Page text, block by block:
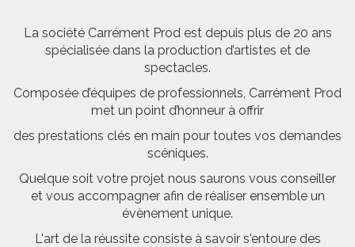
La société Carrément Prod est depuis plus de 20 ans
spécialisée dans la production d’artistes et de
spectacles.
Composée d’équipes de professionnels, Carrément Prod
met un point d’honneur à offrir
des prestations clés en main pour toutes vos demandes
scéniques.
Quelque soit votre projet nous saurons vous conseiller
et vous accompagner afin de réaliser ensemble un
évènement unique.
L'art de la réussite consiste à savoir s'entoure des